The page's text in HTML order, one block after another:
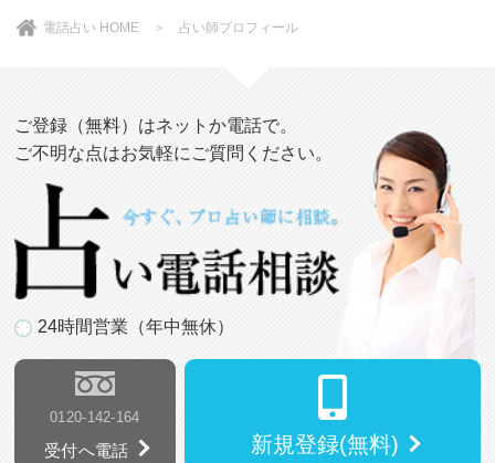
電話占い HOME ＞ 占い師プロフィール
ご登録（無料）はネットか電話で。
ご不明な点はお気軽にご質問ください。
24時間営業（年中無休）
0120-142-164
受付へ電話 新規登録(無料)